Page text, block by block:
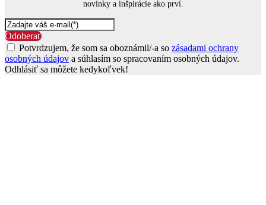
novinky a inšpirácie ako prví.
Odoberať
Potvrdzujem, že som sa oboznámil/-a so zásadami ochrany
osobných údajov a súhlasím so spracovaním osobných údajov.
Odhlásiť sa môžete kedykoľvek!